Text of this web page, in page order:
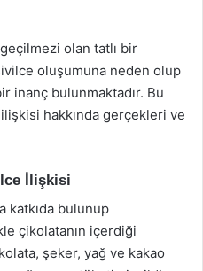
olan tatlı bir
oluşumuna neden olup
inanç bulunmaktadır. Bu
hakkında gerçekleri ve
İlişkisi
katkıda bulunup
çikolatanın içerdiği
şeker, yağ ve kakao